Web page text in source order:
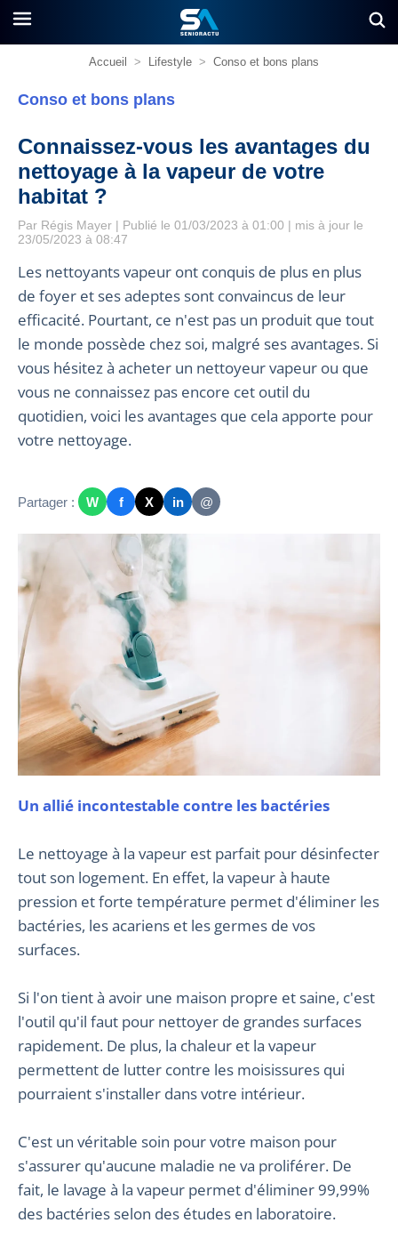
Accueil > Lifestyle > Conso et bons plans
Conso et bons plans
Connaissez-vous les avantages du
nettoyage à la vapeur de votre
habitat ?
Par Régis Mayer | Publié le 01/03/2023 à 01:00 | mis à jour le
23/05/2023 à 08:47
Les nettoyants vapeur ont conquis de plus en plus
de foyer et ses adeptes sont convaincus de leur
efficacité. Pourtant, ce n'est pas un produit que tout
le monde possède chez soi, malgré ses avantages. Si
vous hésitez à acheter un nettoyeur vapeur ou que
vous ne connaissez pas encore cet outil du
quotidien, voici les avantages que cela apporte pour
votre nettoyage.
Partager : W f X in @
Un allié incontestable contre les bactéries
Le nettoyage à la vapeur est parfait pour désinfecter
tout son logement. En effet, la vapeur à haute
pression et forte température permet d'éliminer les
bactéries, les acariens et les germes de vos
surfaces.
Si l'on tient à avoir une maison propre et saine, c'est
l'outil qu'il faut pour nettoyer de grandes surfaces
rapidement. De plus, la chaleur et la vapeur
permettent de lutter contre les moisissures qui
pourraient s'installer dans votre intérieur.
C'est un véritable soin pour votre maison pour
s'assurer qu'aucune maladie ne va proliférer. De
fait, le lavage à la vapeur permet d'éliminer 99,99%
des bactéries selon des études en laboratoire.